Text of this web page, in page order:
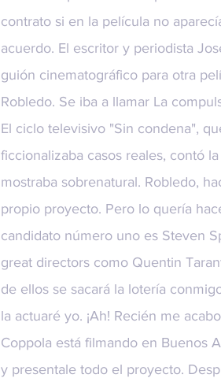
contrato si en la película no
acuerdo. El escritor y periodista
guión cinematográfico para otra
Robledo. Se iba a llamar La
El ciclo televisivo "Sin condena",
ficcionalizaba casos reales, contó
mostraba sobrenatural. Robledo,
propio proyecto. Pero lo quería
candidato número uno es Steven
great directors como Quentin
de ellos se sacará la lotería
la actuaré yo. ¡Ah! Recién me
Coppola está filmando en Buenos
y presentale todo el proyecto.